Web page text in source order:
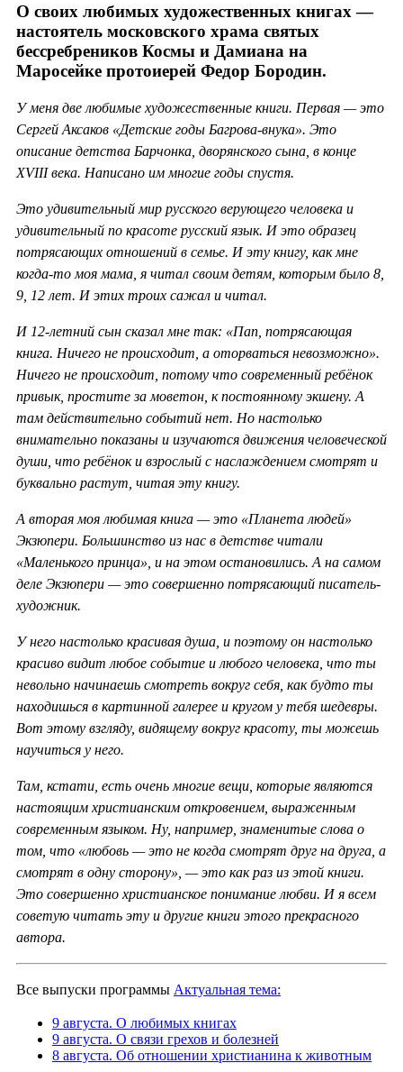
О своих любимых художественных книгах —
настоятель московского храма святых
бессребреников Космы и Дамиана на
Маросейке протоиерей Федор Бородин.
У меня две любимые художественные книги. Первая — это
Сергей Аксаков «Детские годы Багрова-внука». Это
описание детства Барчонка, дворянского сына, в конце
XVIII века. Написано им многие годы спустя.
Это удивительный мир русского верующего человека и
удивительный по красоте русский язык. И это образец
потрясающих отношений в семье. И эту книгу, как мне
когда-то моя мама, я читал своим детям, которым было 8,
9, 12 лет. И этих троих сажал и читал.
И 12-летний сын сказал мне так: «Пап, потрясающая
книга. Ничего не происходит, а оторваться невозможно».
Ничего не происходит, потому что современный ребёнок
привык, простите за моветон, к постоянному экшену. А
там действительно событий нет. Но настолько
внимательно показаны и изучаются движения человеческой
души, что ребёнок и взрослый с наслаждением смотрят и
буквально растут, читая эту книгу.
А вторая моя любимая книга — это «Планета людей»
Экзюпери. Большинство из нас в детстве читали
«Маленького принца», и на этом остановились. А на самом
деле Экзюпери — это совершенно потрясающий писатель-
художник.
У него настолько красивая душа, и поэтому он настолько
красиво видит любое событие и любого человека, что ты
невольно начинаешь смотреть вокруг себя, как будто ты
находишься в картинной галерее и кругом у тебя шедевры.
Вот этому взгляду, видящему вокруг красоту, ты можешь
научиться у него.
Там, кстати, есть очень многие вещи, которые являются
настоящим христианским откровением, выраженным
современным языком. Ну, например, знаменитые слова о
том, что «любовь — это не когда смотрят друг на друга, а
смотрят в одну сторону», — это как раз из этой книги.
Это совершенно христианское понимание любви. И я всем
советую читать эту и другие книги этого прекрасного
автора.
Все выпуски программы Актуальная тема:
9 августа. О любимых книгах
9 августа. О связи грехов и болезней
8 августа. Об отношении христианина к животным